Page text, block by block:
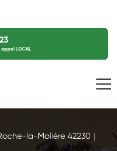
LOCAL
la-Molière 42230 |